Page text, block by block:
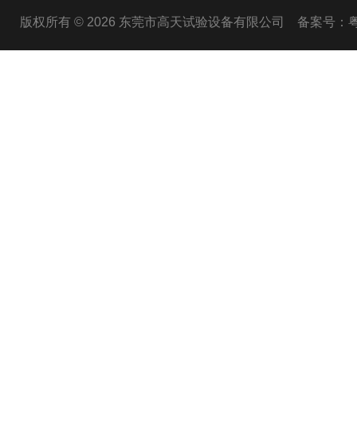
版权所有 © 2026 东莞市高天试验设备有限公司 备案号：